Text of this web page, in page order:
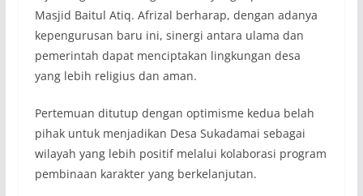
Masjid Baitul Atiq. Afrizal berharap, dengan adanya
kepengurusan baru ini, sinergi antara ulama dan
pemerintah dapat menciptakan lingkungan desa
yang lebih religius dan aman.
Pertemuan ditutup dengan optimisme kedua belah
pihak untuk menjadikan Desa Sukadamai sebagai
wilayah yang lebih positif melalui kolaborasi program
pembinaan karakter yang berkelanjutan.